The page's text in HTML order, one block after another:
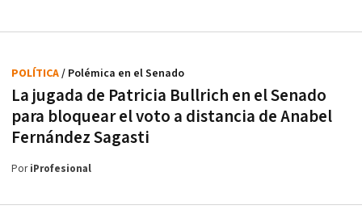
La jugada de Patricia Bullrich en el Senado
para bloquear el voto a distancia de Anabel
Fernández Sagasti
POLÍTICA/ Polémica en el Senado
PoriProfesional